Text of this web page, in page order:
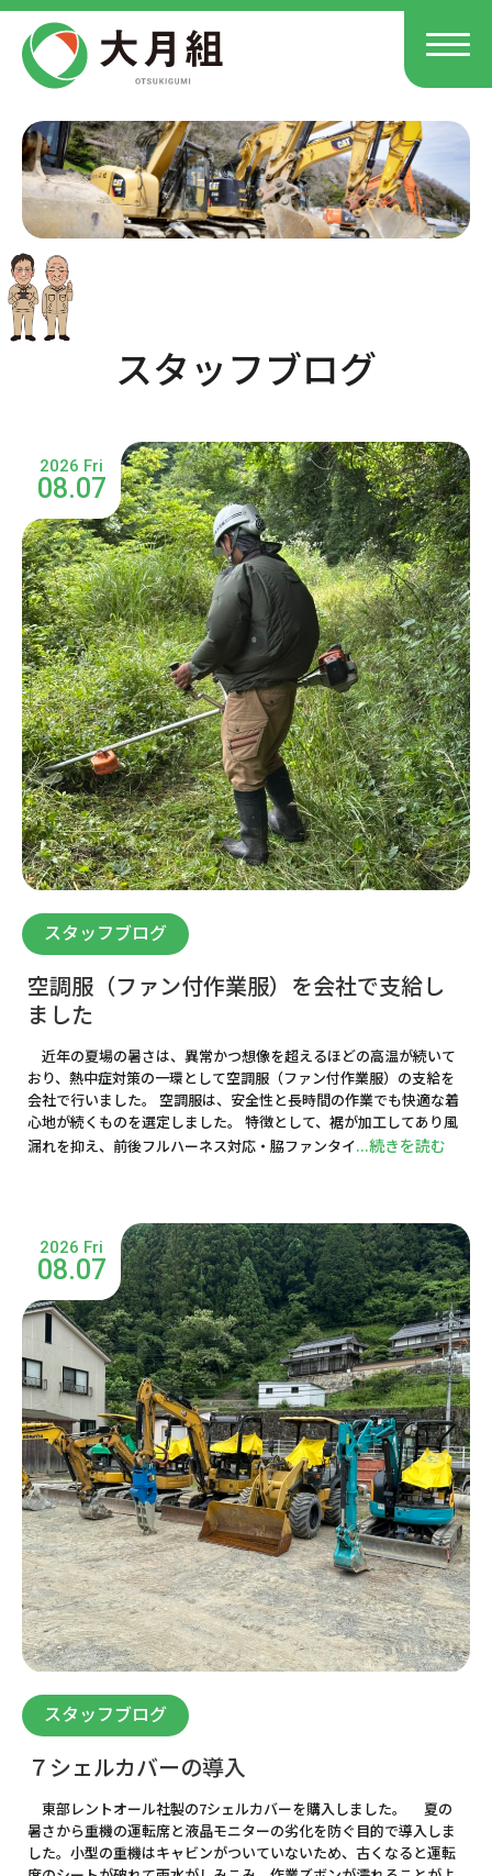
スタッフブログ
2026 Fri
08.07
スタッフブログ
空調服（ファン付作業服）を会社で支給し
ました
近年の夏場の暑さは、異常かつ想像を超えるほどの高温が続いて
おり、熱中症対策の一環として空調服（ファン付作業服）の支給を
会社で行いました。 空調服は、安全性と長時間の作業でも快適な着
心地が続くものを選定しました。 特徴として、裾が加工してあり風
漏れを抑え、前後フルハーネス対応・脇ファンタイ...続きを読む
2026 Fri
08.07
スタッフブログ
７シェルカバーの導入
東部レントオール社製の7シェルカバーを購入しました。 夏の
暑さから重機の運転席と液晶モニターの劣化を防ぐ目的で導入しま
した。小型の重機はキャビンがついていないため、古くなると運転